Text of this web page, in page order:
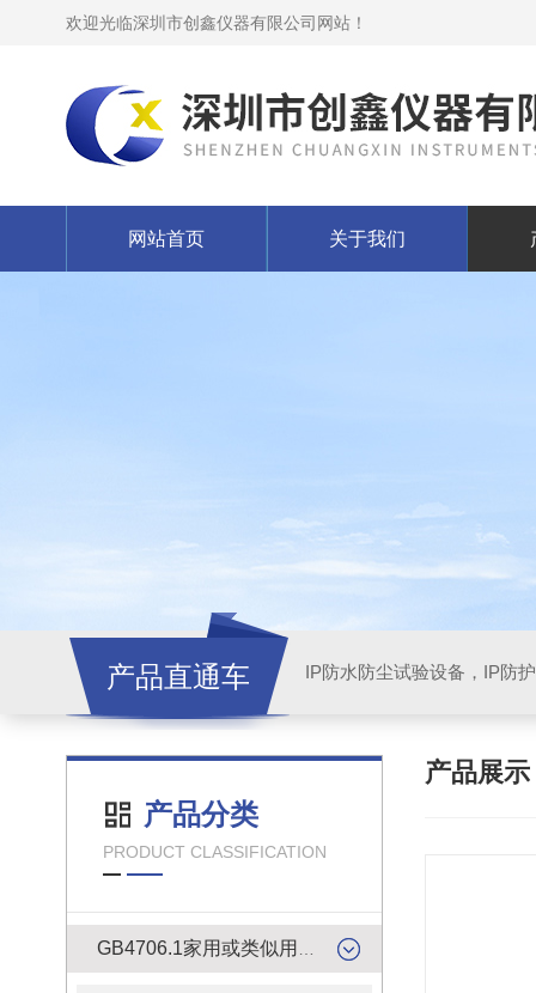
欢迎光临深圳市创鑫仪器有限公司网站！
网站首页 关于我们
产品直通车
产品分类
PRODUCT CLASSIFICATION
产品展示